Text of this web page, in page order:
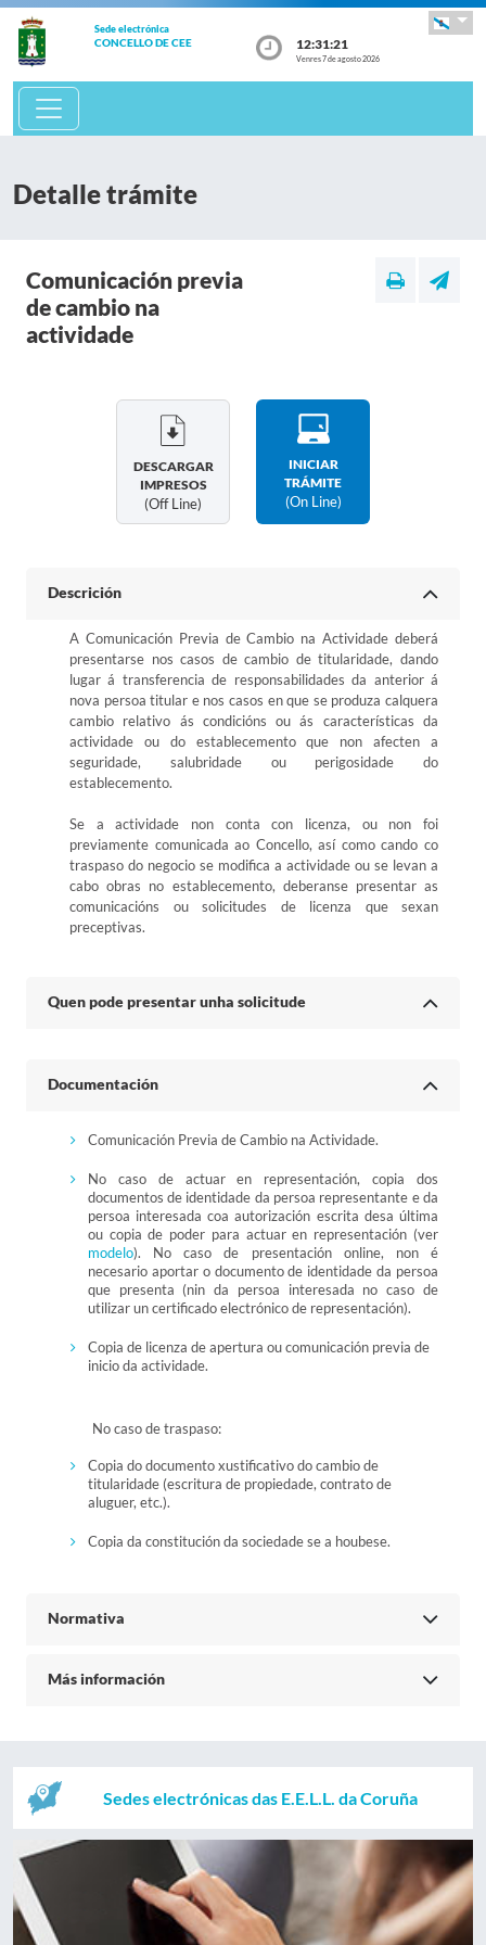
Sede electrónica
CONCELLO DE CEE 12:31:21
Venres 7 de agosto 2026
Detalle trámite
Comunicación previa
de cambio na
actividade
DESCARGAR
IMPRESOS
(off Line)
INICIAR
TRÁMITE
(on Line)
Descrición
A Comunicación Previa de Cambio na Actividade deberá
presentarse nos casos de cambio de titularidade, dando
lugar á transferencia de responsabilidades da anterior á
nova persoa titular e nos casos en que se produza calquera
cambio relativo ás condicións ou ás características da
actividade ou do establecemento que non afecten a
seguridade, salubridade ou perigosidade do
establecemento.
Se a actividade non conta con licenza, ou non foi
previamente comunicada ao Concello, así como cando co
traspaso do negocio se modifica a actividade ou se levan a
cabo obras no establecemento, deberanse presentar as
comunicacións ou solicitudes de licenza que sexan
preceptivas.
Quen pode presentar unha solicitude
Documentación
Comunicación Previa de Cambio na Actividade.
No caso de actuar en representación, copia dos
documentos de identidade da persoa representante e da
persoa interesada coa autorización escrita desa última
ou copia de poder para actuar en representación (ver
modelo). No caso de presentación online, non é
necesario aportar o documento de identidade da persoa
que presenta (nin da persoa interesada no caso de
utilizar un certificado electrónico de representación).
Copia de licenza de apertura ou comunicación previa de
inicio da actividade.
No caso de traspaso:
Copia do documento xustificativo do cambio de
titularidade (escritura de propiedade, contrato de
aluguer, etc.).
Copia da constitución da sociedade se a houbese.
Normativa
Más información
Sedes electrónicas das E.E.L.L. da Coruña